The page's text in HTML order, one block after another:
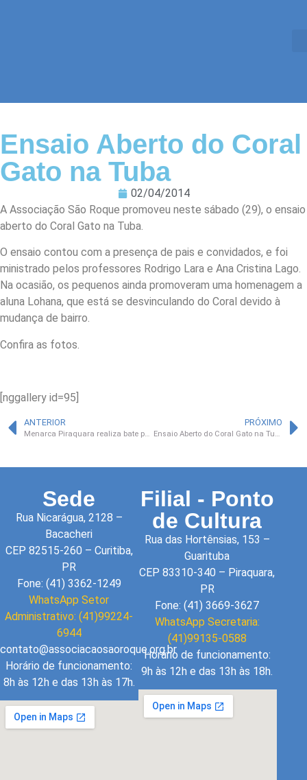
Ensaio Aberto do Coral
Gato na Tuba
02/04/2014
A Associação São Roque promoveu neste sábado (29), o ensaio
aberto do Coral Gato na Tuba.
O ensaio contou com a presença de pais e convidados, e foi
ministrado pelos professores Rodrigo Lara e Ana Cristina Lago.
Na ocasião, os pequenos ainda promoveram uma homenagem a
aluna Lohana, que está se desvinculando do Coral devido à
mudança de bairro.
Confira as fotos.
[nggallery id=95]
ANTERIOR
Menarca Piraquara realiza bate papo no Colégio Estadual Prof. Rosilda de Souza Oliveira
PRÓXIMO
Ensaio Aberto do Coral Gato na Tuba
Sede
Rua Nicarágua, 2128 –
Bacacheri
CEP 82515-260 – Curitiba,
PR
Fone: (41) 3362-1249
WhatsApp Setor
Administrativo: (41)99224-
6944
contato@associacaosaoroque.org.br
Horário de funcionamento:
8h às 12h e das 13h às 17h.
Filial - Ponto
de Cultura
Rua das Hortênsias, 153 –
Guarituba
CEP 83310-340 – Piraquara,
PR
Fone: (41) 3669-3627
WhatsApp Secretaria:
(41)99135-0588
Horário de funcionamento:
9h às 12h e das 13h às 18h.